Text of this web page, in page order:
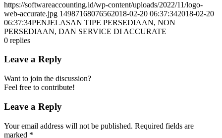
https://softwareaccounting.id/wp-content/uploads/2022/11/logo-
web-accurate.jpg 14987168076562018-02-20 06:37:342018-02-20
06:37:34PENJELASAN TIPE PERSEDIAAN, NON
PERSEDIAAN, DAN SERVICE DI ACCURATE
0 replies
Leave a Reply
Want to join the discussion?
Feel free to contribute!
Leave a Reply
Your email address will not be published. Required fields are
marked *